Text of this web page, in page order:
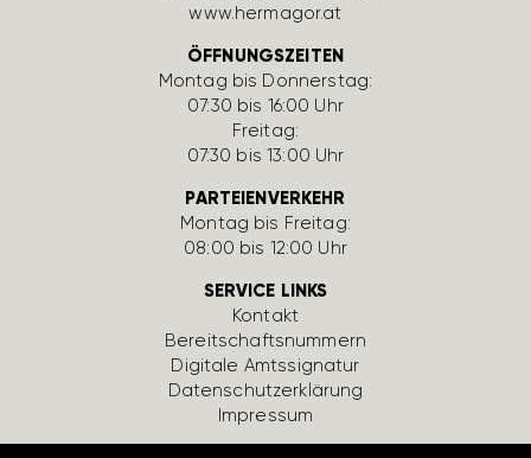
www.hermagor.at
ÖFFNUNGSZEITEN
Montag bis Donnerstag:
07:30 bis 16:00 Uhr
Freitag:
07:30 bis 13:00 Uhr
PARTEIENVERKEHR
Montag bis Freitag:
08:00 bis 12:00 Uhr
SERVICE LINKS
Kontakt
Bereit­schafts­num­mern
Digi­tale Amts­si­gnatur
Daten­schutz­er­klä­rung
Impressum